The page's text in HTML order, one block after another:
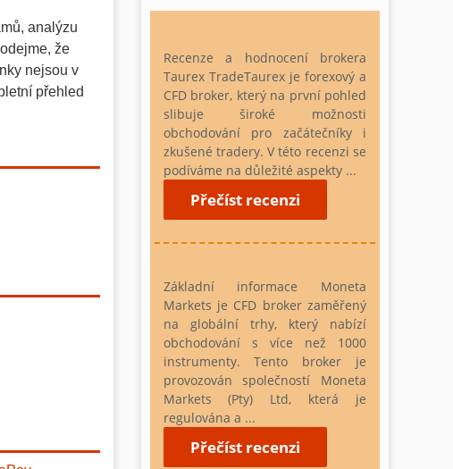
analýzu
že
nejsou v
přehled
Recenze a hodnocení brokera
Taurex TradeTaurex je forexový a
CFD broker, který na první pohled
slibuje široké možnosti
obchodování pro začátečníky i
zkušené tradery. V této recenzi se
podíváme na důležité aspekty ...
Přečíst recenzi
Základní informace
Moneta
Markets je CFD broker zaměřený
na globální trhy, který nabízí
obchodování s více než 1000
instrumenty. Tento broker je
provozován společností Moneta
Markets (Pty) Ltd, která je
regulována a ...
Přečíst recenzi